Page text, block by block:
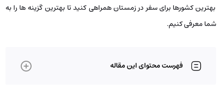
بهترین کشورها برای سفر در زمستان همراهی کنید تا بهترین گزینه ها را به
شما معرفی کنیم.
فهرست محتوای این مقاله